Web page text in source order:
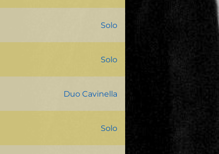
Solo
Solo
Duo Cavinella
Solo